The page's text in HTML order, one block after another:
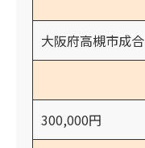
大阪府高槻市成合
300,000円